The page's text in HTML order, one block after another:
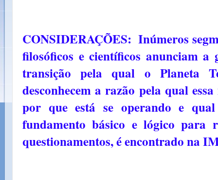
CONSIDERAÇÕES: Inúmeros
filosóficos e científicos anunciam a
transição pela qual o Planeta
desconhecem a razão pela qual
por que está se operando e
fundamento básico e lógico para
questionamentos, é encontrado na